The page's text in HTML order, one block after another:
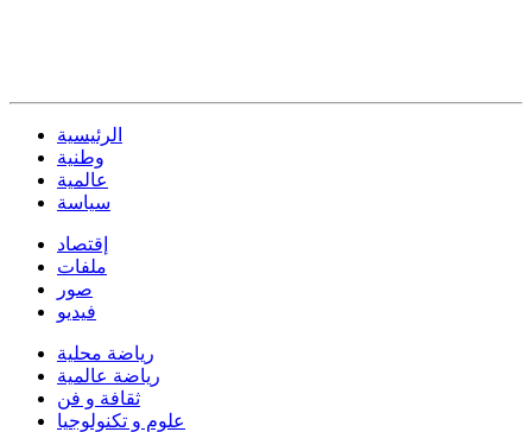
الرئيسية
وطنية
عالمية
سياسة
إقتصاد
ملفات
صور
فيديو
رياضة محلية
رياضة عالمية
ثقافة و فن
علوم و تكنولوجيا